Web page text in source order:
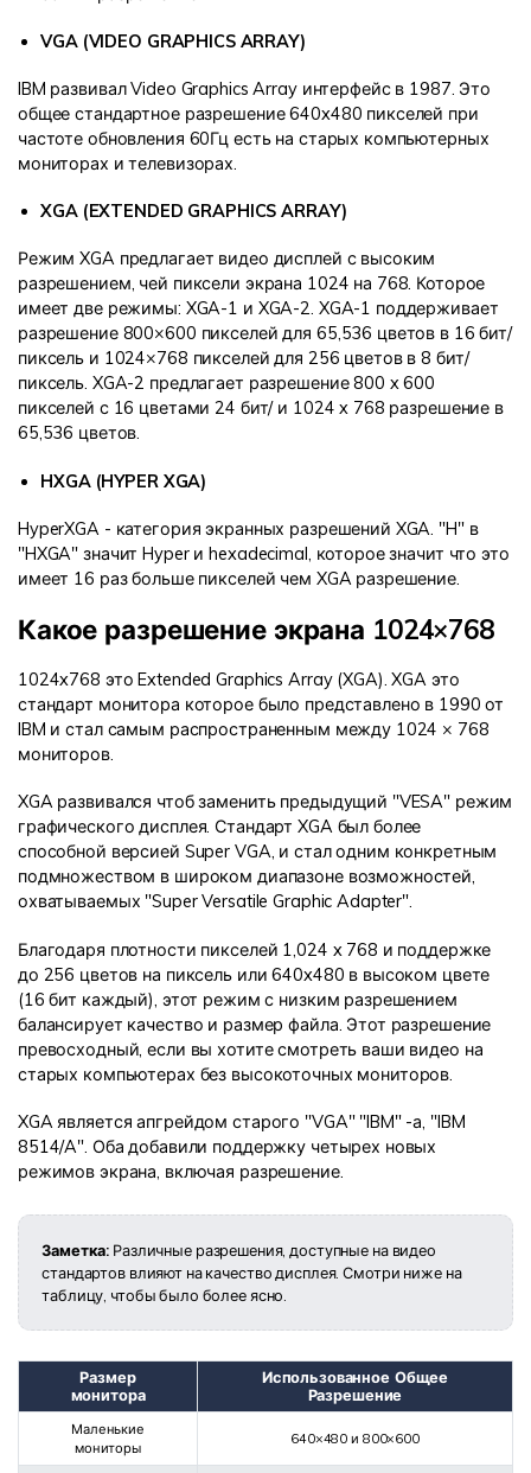
VGA (VIDEO GRAPHICS ARRAY)
IBM развивал Video Graphics Array интерфейс в 1987. Это
общее стандартное разрешение 640x480 пикселей при
частоте обновления 60Гц есть на старых компьютерных
мониторах и телевизорах.
XGA (EXTENDED GRAPHICS ARRAY)
Режим XGA предлагает видео дисплей с высоким
разрешением, чей пиксели экрана 1024 на 768. Которое
имеет две режимы: XGA-1 и XGA-2. XGA-1 поддерживает
разрешение 800×600 пикселей для 65,536 цветов в 16 бит/
пиксель и 1024×768 пикселей для 256 цветов в 8 бит/
пиксель. XGA-2 предлагает разрешение 800 x 600
пикселей с 16 цветами 24 бит/ и 1024 x 768 разрешение в
65,536 цветов.
HXGA (HYPER XGA)
HyperXGA - категория экранных разрешений XGA. "H" в
"HXGA" значит Hyper и hexadecimal, которое значит что это
имеет 16 раз больше пикселей чем XGA разрешение.
Какое разрешение экрана 1024×768
1024x768 это Extended Graphics Array (XGA). XGA это
стандарт монитора которое было представлено в 1990 от
IBM и стал самым распространенным между 1024 × 768
мониторов.
XGA развивался чтоб заменить предыдущий "VESA" режим
графического дисплея. Стандарт XGA был более
способной версией Super VGA, и стал одним конкретным
подмножеством в широком диапазоне возможностей,
охватываемых "Super Versatile Graphic Adapter".
Благодаря плотности пикселей 1,024 x 768 и поддержке
до 256 цветов на пиксель или 640x480 в высоком цвете
(16 бит каждый), этот режим с низким разрешением
балансирует качество и размер файла. Этот разрешение
превосходный, если вы хотите смотреть ваши видео на
старых компьютерах без высокоточных мониторов.
XGA является апгрейдом старого "VGA" "IBM" -а, "IBM
8514/A". Оба добавили поддержку четырех новых
режимов экрана, включая разрешение.
Заметка: Различные разрешения, доступные на видео
стандартов влияют на качество дисплея. Смотри ниже на
таблицу, чтобы было более ясно.
Размер
монитора
Использованное Общее
Разрешение
Маленькие
мониторы
640×480 и 800×600